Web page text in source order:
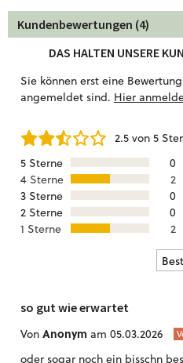
Kundenbewertungen (4)
DAS HALTEN UNSERE
Sie können erst eine
angemeldet sind. Hier
2.5 von 5
5 Sterne
0
4 Sterne
2
3 Sterne
0
2 Sterne
0
1 Sterne
2
so gut wie erwartet
Von Anonym am 05.03.2026
oder sogar noch ein bisschn